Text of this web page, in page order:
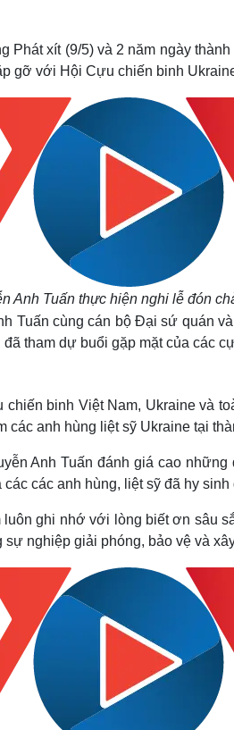
Hậu trường
đình
Văn hóa
Sân khấu - Điện ảnh
Di sản
Phát xít (9/5) và 2 năm ngày
gỡ với Hội Cựu chiến binh
Anh Tuấn thực hiện nghi lễ đón
Tuấn cùng cán bộ Đại sứ quán
tham dự buổi gặp mặt của các
binh Việt Nam, Ukraine và
anh hùng liệt sỹ Ukraine tại
Anh Tuấn đánh giá cao
các anh hùng, liệt sỹ đã hy
ghi nhớ với lòng biết ơn sâu
nghiệp giải phóng, bảo vệ và